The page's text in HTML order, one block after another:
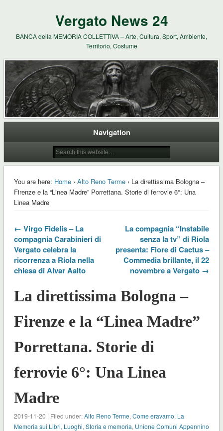
Vergato News 24
BANCA della MEMORIA COLLETTIVA – Arte, Cultura, Sport, Ambiente,
Territorio, Costume
Navigation
You are here: Home› Alto Reno Terme› La direttissima Bologna –
Firenze e la “Linea Madre” Porrettana. Storie di ferrovie 6°: Una
Linea Madre
← Virgo Fidelis – La
compagnia Carabinieri di
Vergato celebra la
ricorrenza a Riola nella
chiesa di Alvar Aalto
La compagnia “Instabile
senza la tv” di Riola
presenta: Fiore di Cactus –
Commedia brillante, il 22
novembre a Vergato →
La direttissima Bologna –
Firenze e la “Linea Madre”
Porrettana. Storie di
ferrovie 6°: Una Linea
Madre
2019-11-20 | Filed under:Alto Reno Terme, Come eravamo, La
Memoria sui Libri, Luoghi, Storia e memoria, Unione Comuni Appennino